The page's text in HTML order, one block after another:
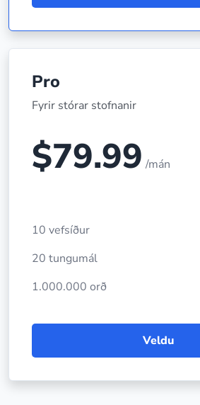
Pro
Fyrir stórar stofnanir
$79.99 /mán
10 vefsíður
20 tungumál
1.000.000 orð
Veldu